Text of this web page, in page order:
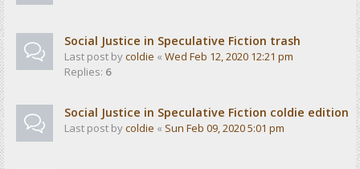
Social Justice in Speculative Fiction trash
Last post bycoldie « Wed Feb 12, 2020 12:21 pm
Replies: 6
Social Justice in Speculative Fiction coldie edition
Last post bycoldie « Sun Feb 09, 2020 5:01 pm